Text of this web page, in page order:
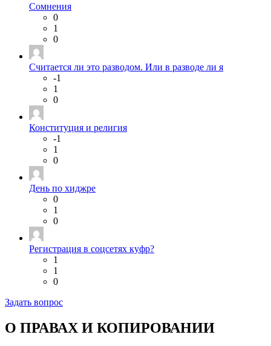
Сомнения
0
1
0
Считается ли это разводом. Или в разводе ли я
-1
1
0
Конституция и религия
-1
1
0
День по хиджре
0
1
0
Регистрация в соцсетях куфр?
1
1
0
Задать вопрос
О ПРАВАХ И КОПИРОВАНИИ